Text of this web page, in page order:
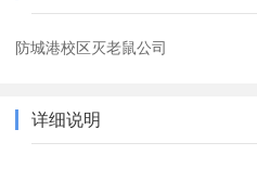
防城港校区灭老鼠公司
详细说明